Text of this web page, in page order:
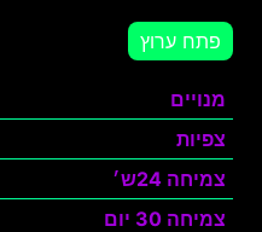
פתח ערוץ
מנויים
צפיות
צמיחה 24ש׳
צמיחה 30 יום